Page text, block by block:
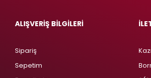
ALIŞVERİŞ BİLGİLERİ
Sipariş
Sepetim